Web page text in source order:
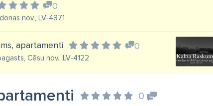
0
nov., LV-4871
apartamenti 0
Cēsu nov., LV-4122
0